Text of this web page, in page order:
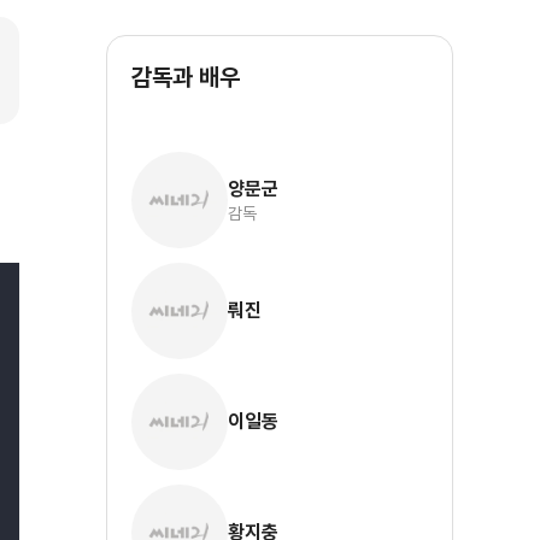
감독과 배우
양문군
감독
뤄진
이일동
황지충